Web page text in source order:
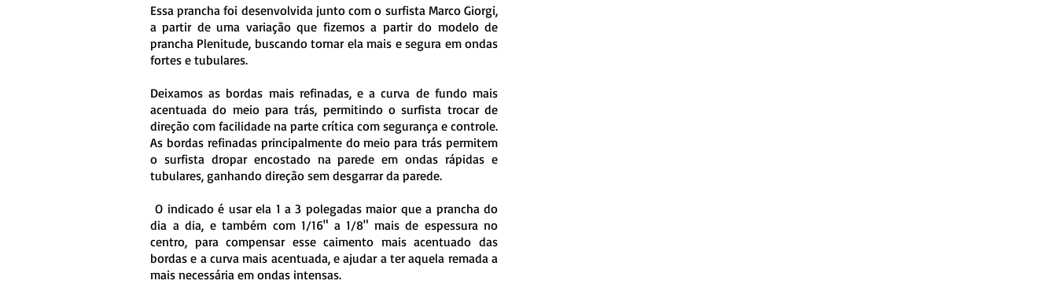
Essa prancha foi desenvolvida junto com o surfista Marco Giorgi,
a partir de uma variação que fizemos a partir do modelo de
prancha Plenitude, buscando tornar ela mais e segura em ondas
fortes e tubulares.
Deixamos as bordas mais refinadas, e a curva de fundo mais
acentuada do meio para trás, permitindo o surfista trocar de
direção com facilidade na parte crítica com segurança e controle.
As bordas refinadas principalmente do meio para trás permitem
o surfista dropar encostado na parede em ondas rápidas e
tubulares, ganhando direção sem desgarrar da parede.
O indicado é usar ela 1 a 3 polegadas maior que a prancha do
dia a dia, e também com 1/16" a 1/8" mais de espessura no
centro, para compensar esse caimento mais acentuado das
bordas e a curva mais acentuada, e ajudar a ter aquela remada a
mais necessária em ondas intensas.